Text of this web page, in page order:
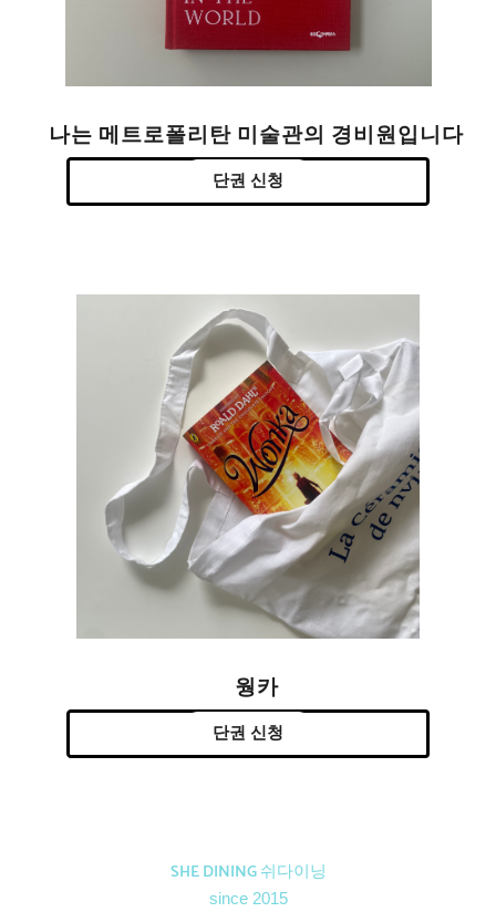
나는 메트로폴리탄 미술관의 경비원입니다
단권 신청
웡카
단권 신청
SHE DINING 쉬다이닝
since 2015